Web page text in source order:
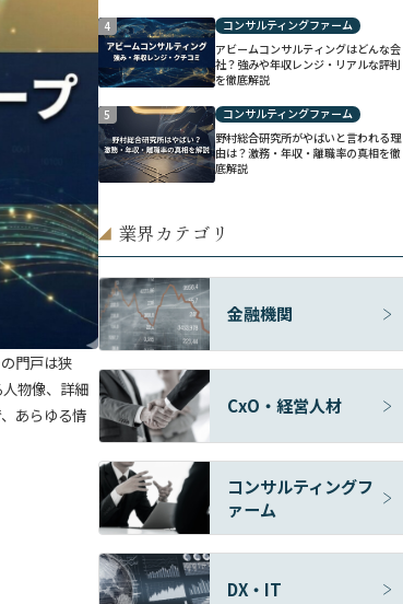
門戸は狭
物像、詳細
あらゆる情
4
コンサルティングファーム
アビームコンサルティングはどんな会
社？強みや年収レンジ・リアルな評判
を徹底解説
5
コンサルティングファーム
野村総合研究所がやばいと言われる理
由は？激務・年収・離職率の真相を徹
底解説
◢ 業界カテゴリ
金融機関
CxO・経営人材
コンサルティングフ
ァーム
DX・IT